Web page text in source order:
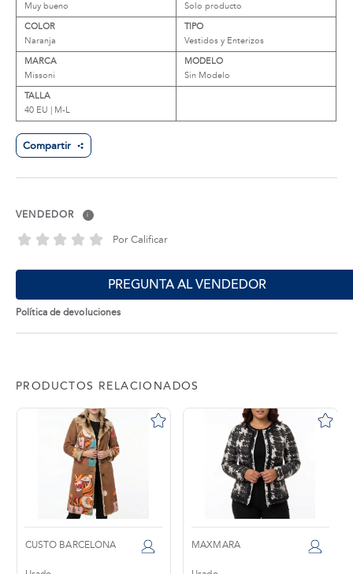
Muy bueno
Solo producto
COLOR
Naranja
TIPO
Vestidos y Enterizos
MARCA
Missoni
MODELO
Sin Modelo
TALLA
40 EU | M-L
Compartir
VENDEDOR i
Por Calificar
PREGUNTA AL VENDEDOR
Política de devoluciones
PRODUCTOS RELACIONADOS
CUSTO BARCELONA MAXMARA